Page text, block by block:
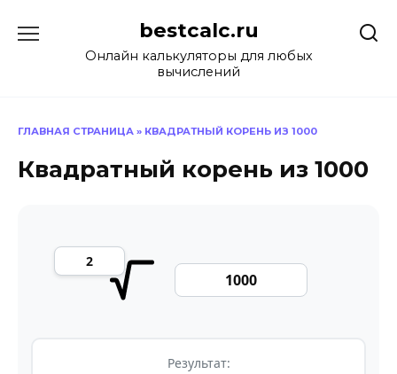
содержанию
bestcalc.ru
Онлайн калькуляторы для любых
вычислений
ГЛАВНАЯ СТРАНИЦА » КВАДРАТНЫЙ КОРЕНЬ ИЗ 1000
Квадратный корень из 1000
Результат: